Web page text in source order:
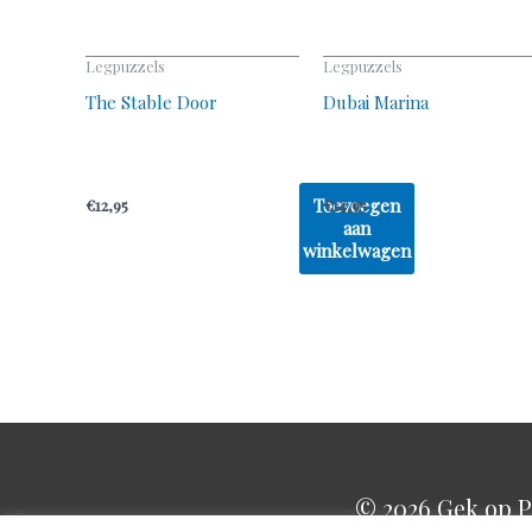
Legpuzzels
The Stable Door
€12,95
Toevoegen
aan
winkelwagen
Legpuzzels
Dubai Marina
€14,95
© 2026Gek op